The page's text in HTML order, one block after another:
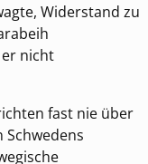
Widerstand zu
nicht
fast nie über